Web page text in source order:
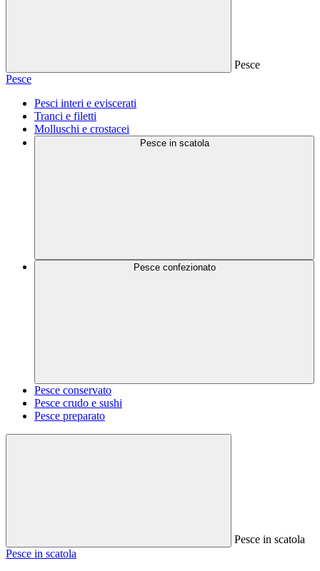
Pesce
Pesce
Pesci interi e eviscerati
Tranci e filetti
Molluschi e crostacei
Pesce in scatola
Pesce confezionato
Pesce conservato
Pesce crudo e sushi
Pesce preparato
Pesce in scatola
Pesce in scatola